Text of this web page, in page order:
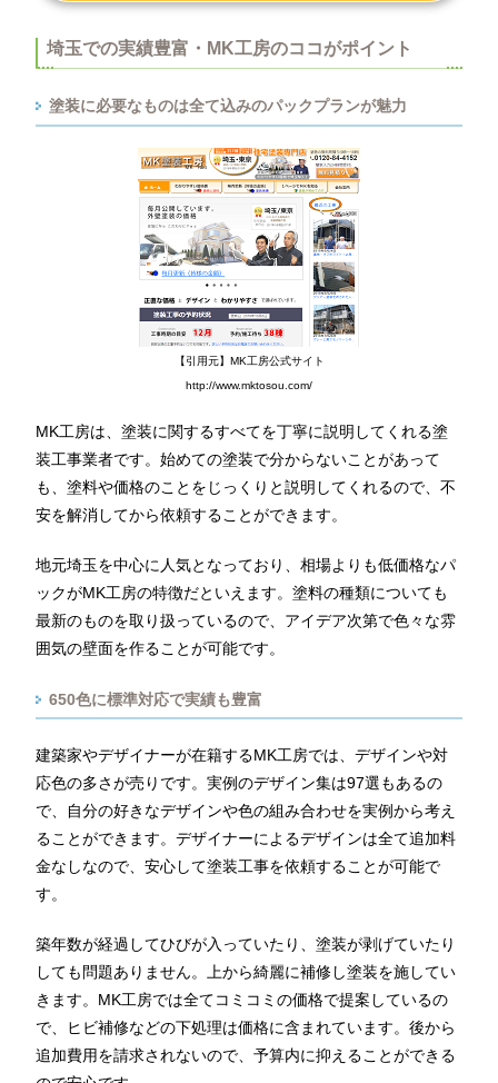
埼玉での実績豊富・MK工房のココがポイント
塗装に必要なものは全て込みのパックプランが魅力
【引用元】MK工房公式サイト
http://www.mktosou.com/
MK工房は、塗装に関するすべてを丁寧に説明してくれる塗
装工事業者です。始めての塗装で分からないことがあって
も、塗料や価格のことをじっくりと説明してくれるので、不
安を解消してから依頼することができます。
地元埼玉を中心に人気となっており、相場よりも低価格なパ
ックがMK工房の特徴だといえます。塗料の種類についても
最新のものを取り扱っているので、アイデア次第で色々な雰
囲気の壁面を作ることが可能です。
650色に標準対応で実績も豊富
建築家やデザイナーが在籍するMK工房では、デザインや対
応色の多さが売りです。実例のデザイン集は97選もあるの
で、自分の好きなデザインや色の組み合わせを実例から考え
ることができます。デザイナーによるデザインは全て追加料
金なしなので、安心して塗装工事を依頼することが可能で
す。
築年数が経過してひびが入っていたり、塗装が剥げていたり
しても問題ありません。上から綺麗に補修し塗装を施してい
きます。MK工房では全てコミコミの価格で提案しているの
で、ヒビ補修などの下処理は価格に含まれています。後から
追加費用を請求されないので、予算内に抑えることができる